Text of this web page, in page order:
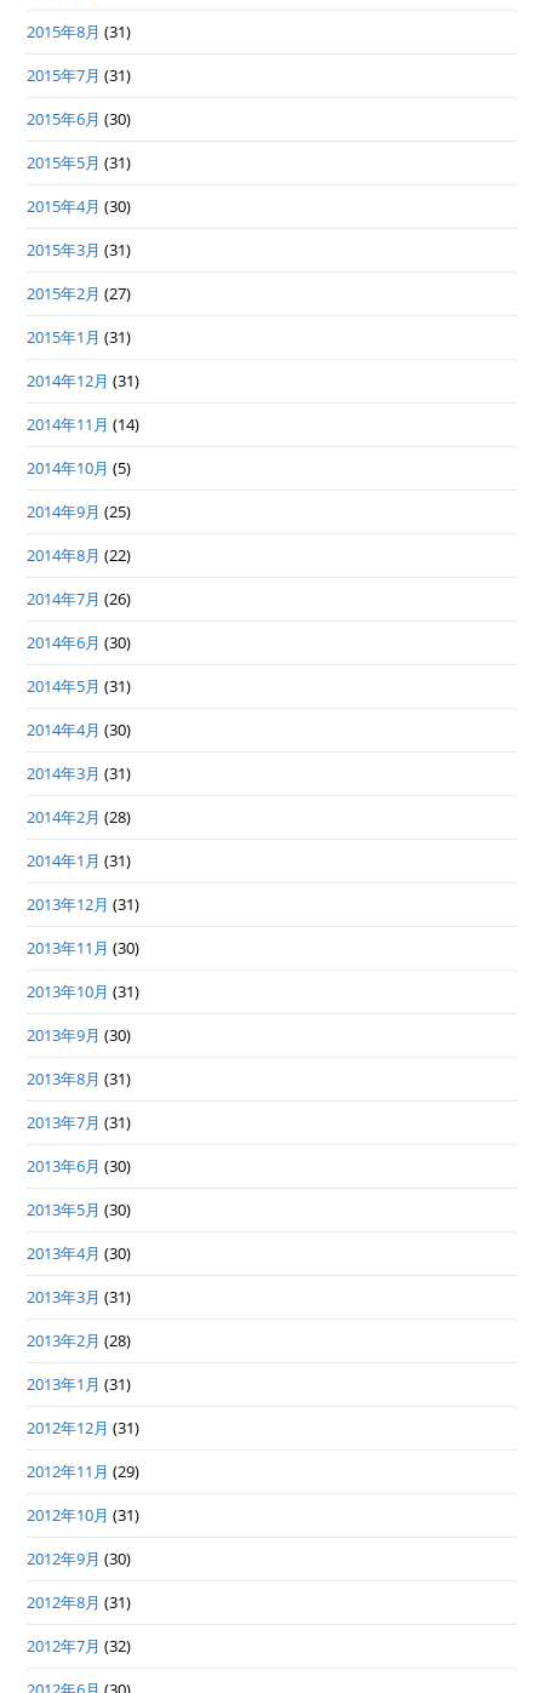
2015年8月 (31)
2015年7月 (31)
2015年6月 (30)
2015年5月 (31)
2015年4月 (30)
2015年3月 (31)
2015年2月 (27)
2015年1月 (31)
2014年12月 (31)
2014年11月 (14)
2014年10月 (5)
2014年9月 (25)
2014年8月 (22)
2014年7月 (26)
2014年6月 (30)
2014年5月 (31)
2014年4月 (30)
2014年3月 (31)
2014年2月 (28)
2014年1月 (31)
2013年12月 (31)
2013年11月 (30)
2013年10月 (31)
2013年9月 (30)
2013年8月 (31)
2013年7月 (31)
2013年6月 (30)
2013年5月 (30)
2013年4月 (30)
2013年3月 (31)
2013年2月 (28)
2013年1月 (31)
2012年12月 (31)
2012年11月 (29)
2012年10月 (31)
2012年9月 (30)
2012年8月 (31)
2012年7月 (32)